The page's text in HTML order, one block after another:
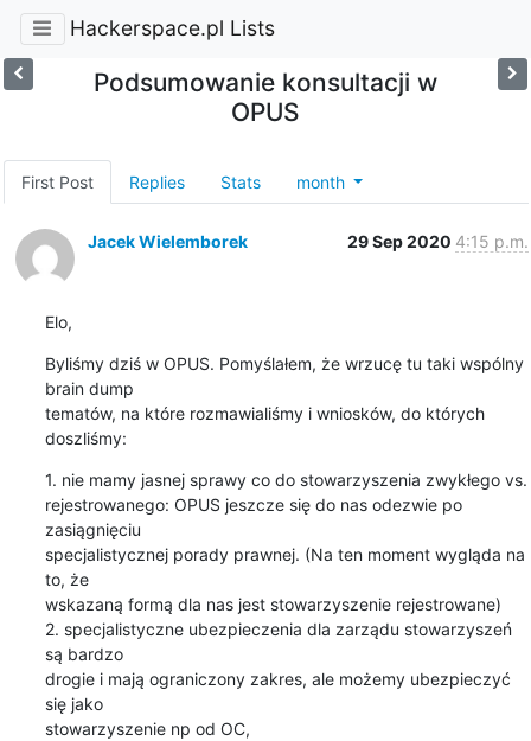
Hackerspace.pl Lists
Podsumowanie konsultacji w
OPUS
First Post Replies Stats month
Jacek Wielemborek 29 Sep 2020 4:15 p.m.
Elo,
Byliśmy dziś w OPUS. Pomyślałem, że wrzucę tu taki wspólny
brain dump
tematów, na które rozmawialiśmy i wniosków, do których
doszliśmy:
1. nie mamy jasnej sprawy co do stowarzyszenia zwykłego vs.
rejestrowanego: OPUS jeszcze się do nas odezwie po
zasiągnięciu
specjalistycznej porady prawnej. (Na ten moment wygląda na
to, że
wskazaną formą dla nas jest stowarzyszenie rejestrowane)
2. specjalistyczne ubezpieczenia dla zarządu stowarzyszeń
są bardzo
drogie i mają ograniczony zakres, ale możemy ubezpieczyć
się jako
stowarzyszenie np od OC,